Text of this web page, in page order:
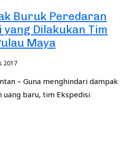
Buruk Peredaran
yang Dilakukan Tim
Maya
2017
– Guna menghindari dampak
baru, tim Ekspedisi